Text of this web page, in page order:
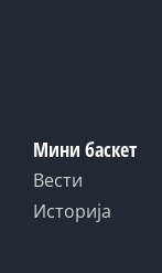
Мини баскет
Вести
Историја